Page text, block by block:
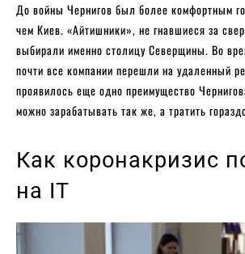
До войны Чернигов был более комфортным
чем Киев. «Айтишники», не гнавшиеся за
выбирали именно столицу Северщины. Во
почти все компании перешли на удаленный
проявилось еще одно преимущество
можно зарабатывать так же, а тратить
Как коронакризис
на IT